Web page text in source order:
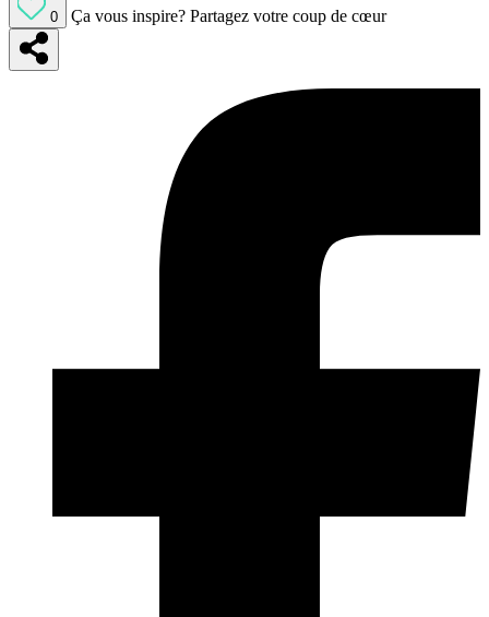
0 Ça vous inspire? Partagez votre coup de cœur